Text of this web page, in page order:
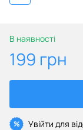
В наявності
199 грн
% Увійти для